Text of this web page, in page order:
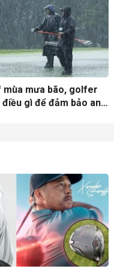
mùa mưa bão, golfer
điều gì để đảm bảo an